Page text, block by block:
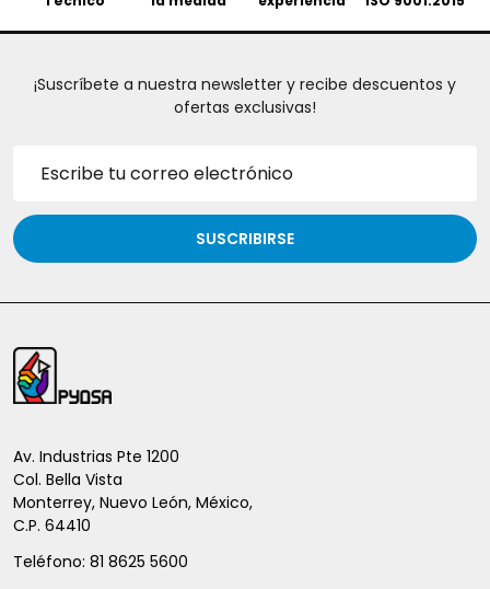
¡Suscríbete a nuestra newsletter y recibe descuentos y
ofertas exclusivas!
correo
electrónico
SUSCRIBIRSE
Inicio
del
de
página
Av. Industrias Pte 1200
Col. Bella Vista
Monterrey, Nuevo León, México,
C.P. 64410
Teléfono: 81 8625 5600